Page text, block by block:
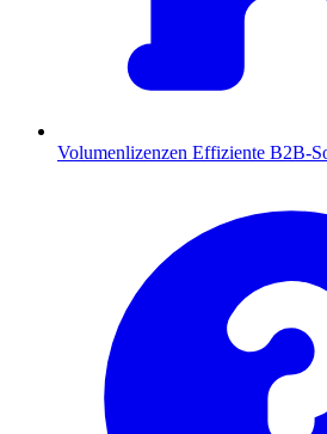
Volumenlizenzen Effiziente B2B-